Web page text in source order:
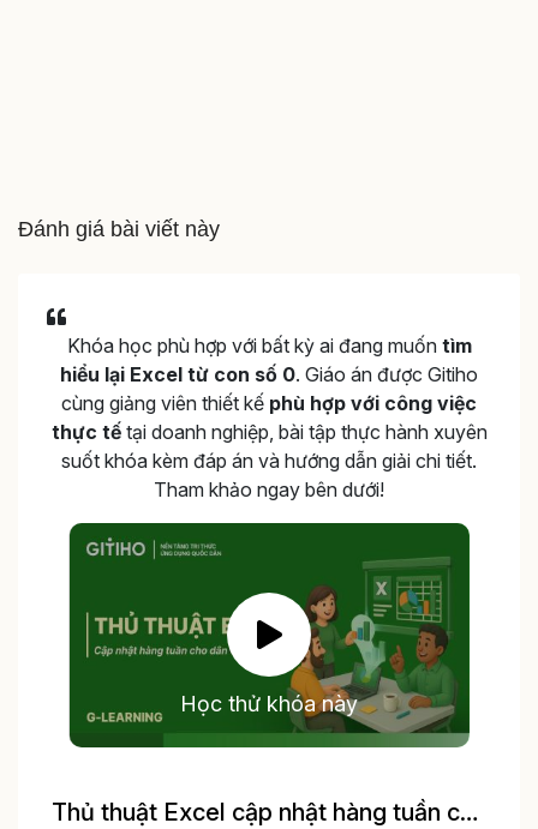
Đánh giá bài viết này
Khóa học phù hợp với bất kỳ ai đang muốn tìm
hiểu lại Excel từ con số 0. Giáo án được Gitiho
cùng giảng viên thiết kế phù hợp với công việc
thực tếtại doanh nghiệp, bài tập thực hành xuyên
suốt khóa kèm đáp án và hướng dẫn giải chi tiết.
Tham khảo ngay bên dưới!
Học thử khóa này
Thủ thuật Excel cập nhật hàng tuần cho